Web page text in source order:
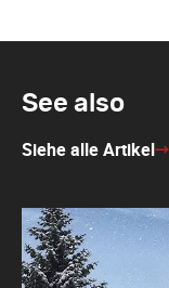
See also
Siehe alle Artikel